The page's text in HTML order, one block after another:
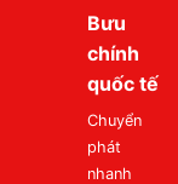
Bưu
chính
quốc tế
Chuyển
phát
nhanh